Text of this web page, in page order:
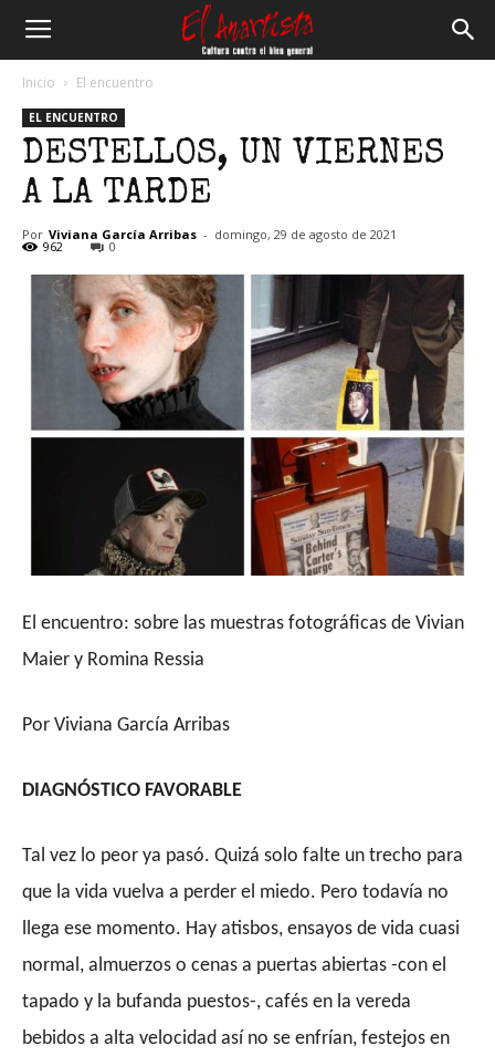
Anartista
Inicio El encuentro
EL ENCUENTRO
DESTELLOS, UN VIERNES
A LA TARDE
Por Viviana García Arribas - domingo, 29 de agosto de 2021
962 0
El encuentro: sobre las muestras fotográficas de Vivian
Maier y Romina Ressia
Por Viviana García Arribas
DIAGNÓSTICO FAVORABLE
Tal vez lo peor ya pasó. Quizá solo falte un trecho para
que la vida vuelva a perder el miedo. Pero todavía no
llega ese momento. Hay atisbos, ensayos de vida cuasi
normal, almuerzos o cenas a puertas abiertas -con el
tapado y la bufanda puestos-, cafés en la vereda
bebidos a alta velocidad así no se enfrían, festejos en